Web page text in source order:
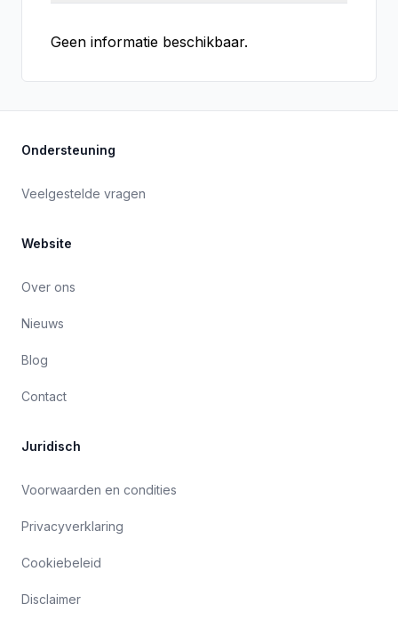
Geen informatie beschikbaar.
Ondersteuning
Veelgestelde vragen
Website
Over ons
Nieuws
Blog
Contact
Juridisch
Voorwaarden en condities
Privacyverklaring
Cookiebeleid
Disclaimer